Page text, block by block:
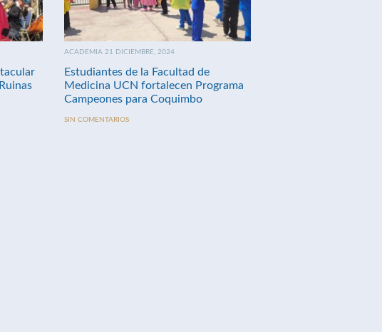
ACADEMIA 21 DICIEMBRE, 2024
Estudiantes de la Facultad de
Medicina UCN fortalecen Programa
Campeones para Coquimbo
SIN COMENTARIOS